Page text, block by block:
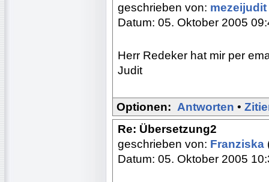
geschrieben von: mezeijudit
Datum: 05. Oktober 2005
Herr Redeker hat mir per
Judit
Optionen: Antworten •
Re: Übersetzung2
geschrieben von: Franziska
Datum: 05. Oktober 2005